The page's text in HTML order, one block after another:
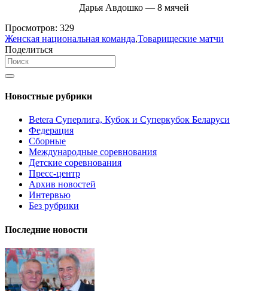
Дарья Авдошко — 8 мячей
Просмотров: 329
Женская национальная команда,Товарищеские матчи
Поделиться
Новостные рубрики
Betera Суперлига, Кубок и Суперкубок Беларуси
Федерация
Сборные
Международные соревнования
Детские соревнования
Пресс-центр
Архив новостей
Интервью
Без рубрики
Последние новости